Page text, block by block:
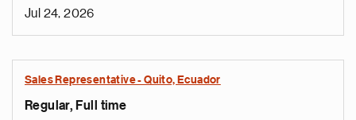
Jul 24, 2026
Sales Representative - Quito, Ecuador
Regular, Full time